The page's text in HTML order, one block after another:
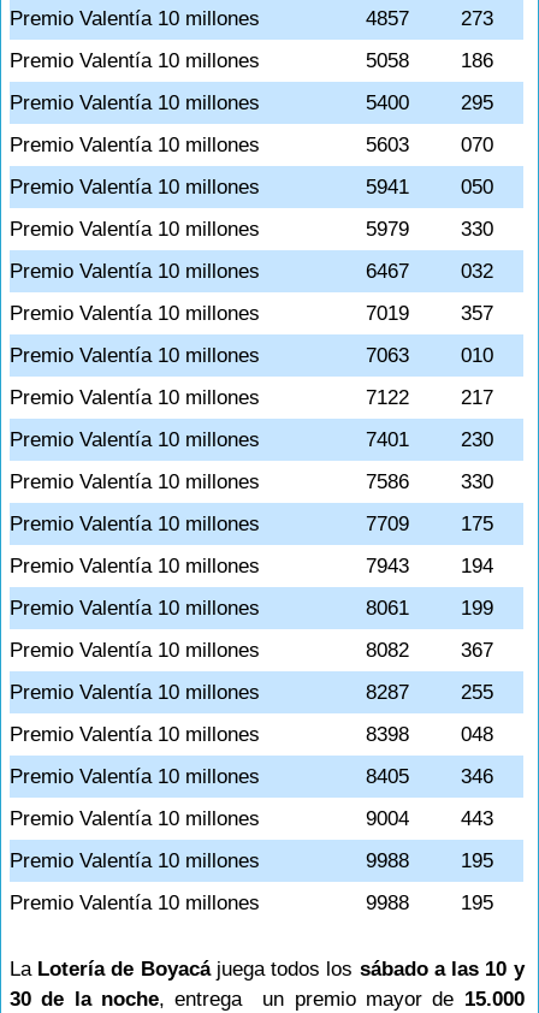
Premio Valentía 10 millones
4857
273
Premio Valentía 10 millones
5058
186
Premio Valentía 10 millones
5400
295
Premio Valentía 10 millones
5603
070
Premio Valentía 10 millones
5941
050
Premio Valentía 10 millones
5979
330
Premio Valentía 10 millones
6467
032
Premio Valentía 10 millones
7019
357
Premio Valentía 10 millones
7063
010
Premio Valentía 10 millones
7122
217
Premio Valentía 10 millones
7401
230
Premio Valentía 10 millones
7586
330
Premio Valentía 10 millones
7709
175
Premio Valentía 10 millones
7943
194
Premio Valentía 10 millones
8061
199
Premio Valentía 10 millones
8082
367
Premio Valentía 10 millones
8287
255
Premio Valentía 10 millones
8398
048
Premio Valentía 10 millones
8405
346
Premio Valentía 10 millones
9004
443
Premio Valentía 10 millones
9988
195
Premio Valentía 10 millones
9988 195
La Lotería de Boyacá juega todos los sábado a las 10 y
30 de la noche, entrega un premio mayor de 15.000